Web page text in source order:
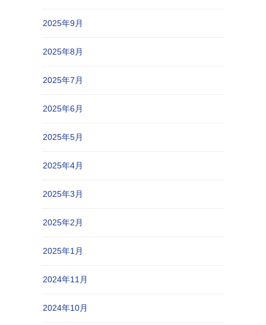
2025年9月
2025年8月
2025年7月
2025年6月
2025年5月
2025年4月
2025年3月
2025年2月
2025年1月
2024年11月
2024年10月